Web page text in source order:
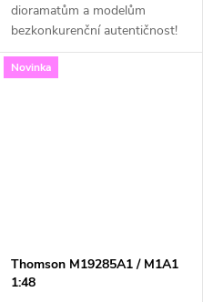
dioramatům a modelům
bezkonkurenční autentičnost!
Tato sada obsahuje detailně
zpracované lyže a hůlky, které
Novinka
Thomson M19285A1 / M1A1
1:48